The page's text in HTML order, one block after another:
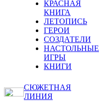
КРАСНАЯ
КНИГА
ЛЕТОПИСЬ
ГЕРОИ
СОЗДАТЕЛИ
НАСТОЛЬНЫЕ
ИГРЫ
КНИГИ
СЮЖЕТНАЯ
ЛИНИЯ